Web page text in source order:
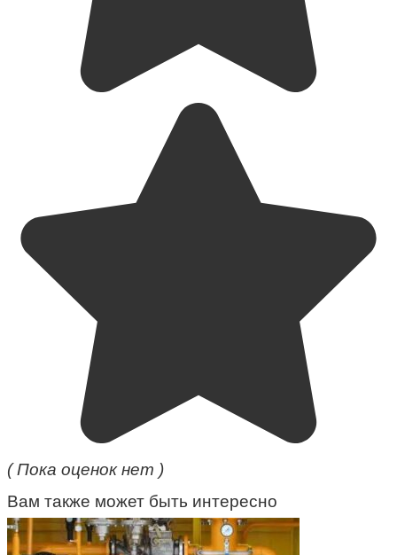
( Пока оценок нет )
Вам также может быть интересно